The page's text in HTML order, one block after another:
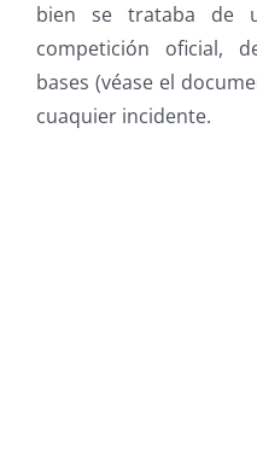
bien se trataba de
competición oficial,
bases (véase el
cuaquier incidente.